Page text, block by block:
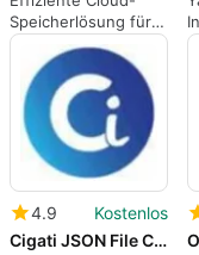
Speicherlösung für
Mac
4.9
Kostenlos
Cigati JSON File Converter For Mac